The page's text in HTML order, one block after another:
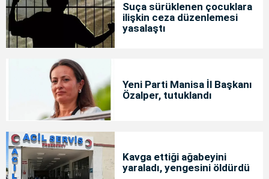
Suça sürüklenen çocuklara
ilişkin ceza düzenlemesi
yasalaştı
Yeni Parti Manisa İl Başkanı
Özalper, tutuklandı
Kavga ettiği ağabeyini
yaraladı, yengesini öldürdü